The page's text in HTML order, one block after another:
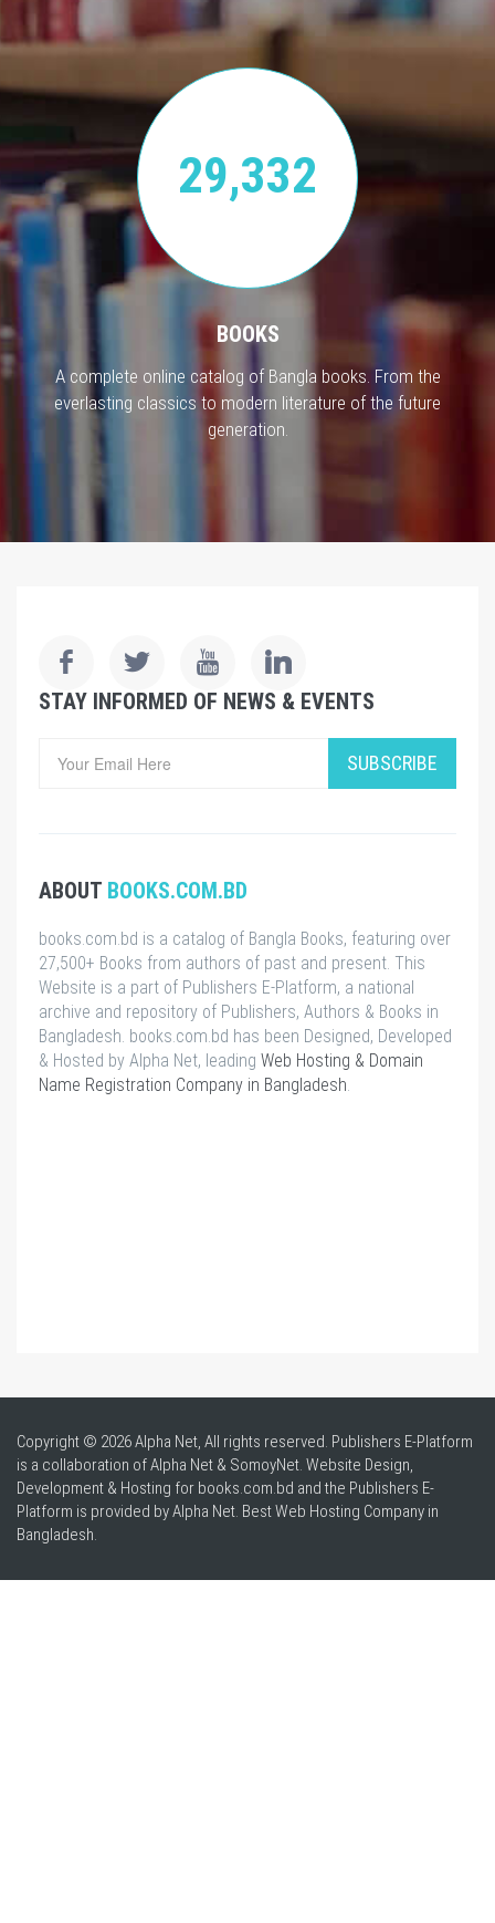
29,332
BOOKS
A complete online catalog of Bangla books. From the
everlasting classics to modern literature of the future
generation.
STAY INFORMED OF NEWS & EVENTS
SUBSCRIBE
ABOUT BOOKS.COM.BD
books.com.bd is a catalog of Bangla Books, featuring over
27,500+ Books from authors of past and present. This
Website is a part of Publishers E-Platform, a national
archive and repository of Publishers, Authors & Books in
Bangladesh. books.com.bd has been Designed, Developed
& Hosted by Alpha Net, leading Web Hosting & Domain
Name Registration Company in Bangladesh
Copyright © 2026 Alpha Net, All rights reserved. Publishers E-Platform
is a collaboration of Alpha Net & SomoyNet. Website Design,
Development & Hosting for books.com.bd and the Publishers E-
Platform is provided by Alpha Net. BestWeb Hosting Company in
Bangladesh.